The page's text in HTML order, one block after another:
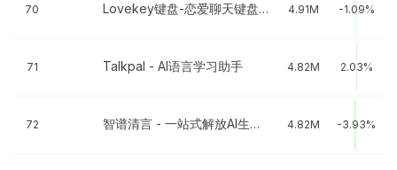
70 Lovekey键盘-恋爱聊天键盘&AI智能聊天回复神器 4.91M -1.09%
71 Talkpal - AI语言学习助手 4.82M 2.03%
72 智谱清言 - 一站式解放AI生产力 4.82M -3.93%